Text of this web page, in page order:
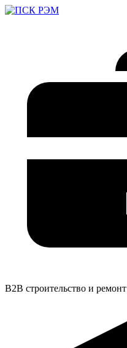
B2B строительство и ремонт